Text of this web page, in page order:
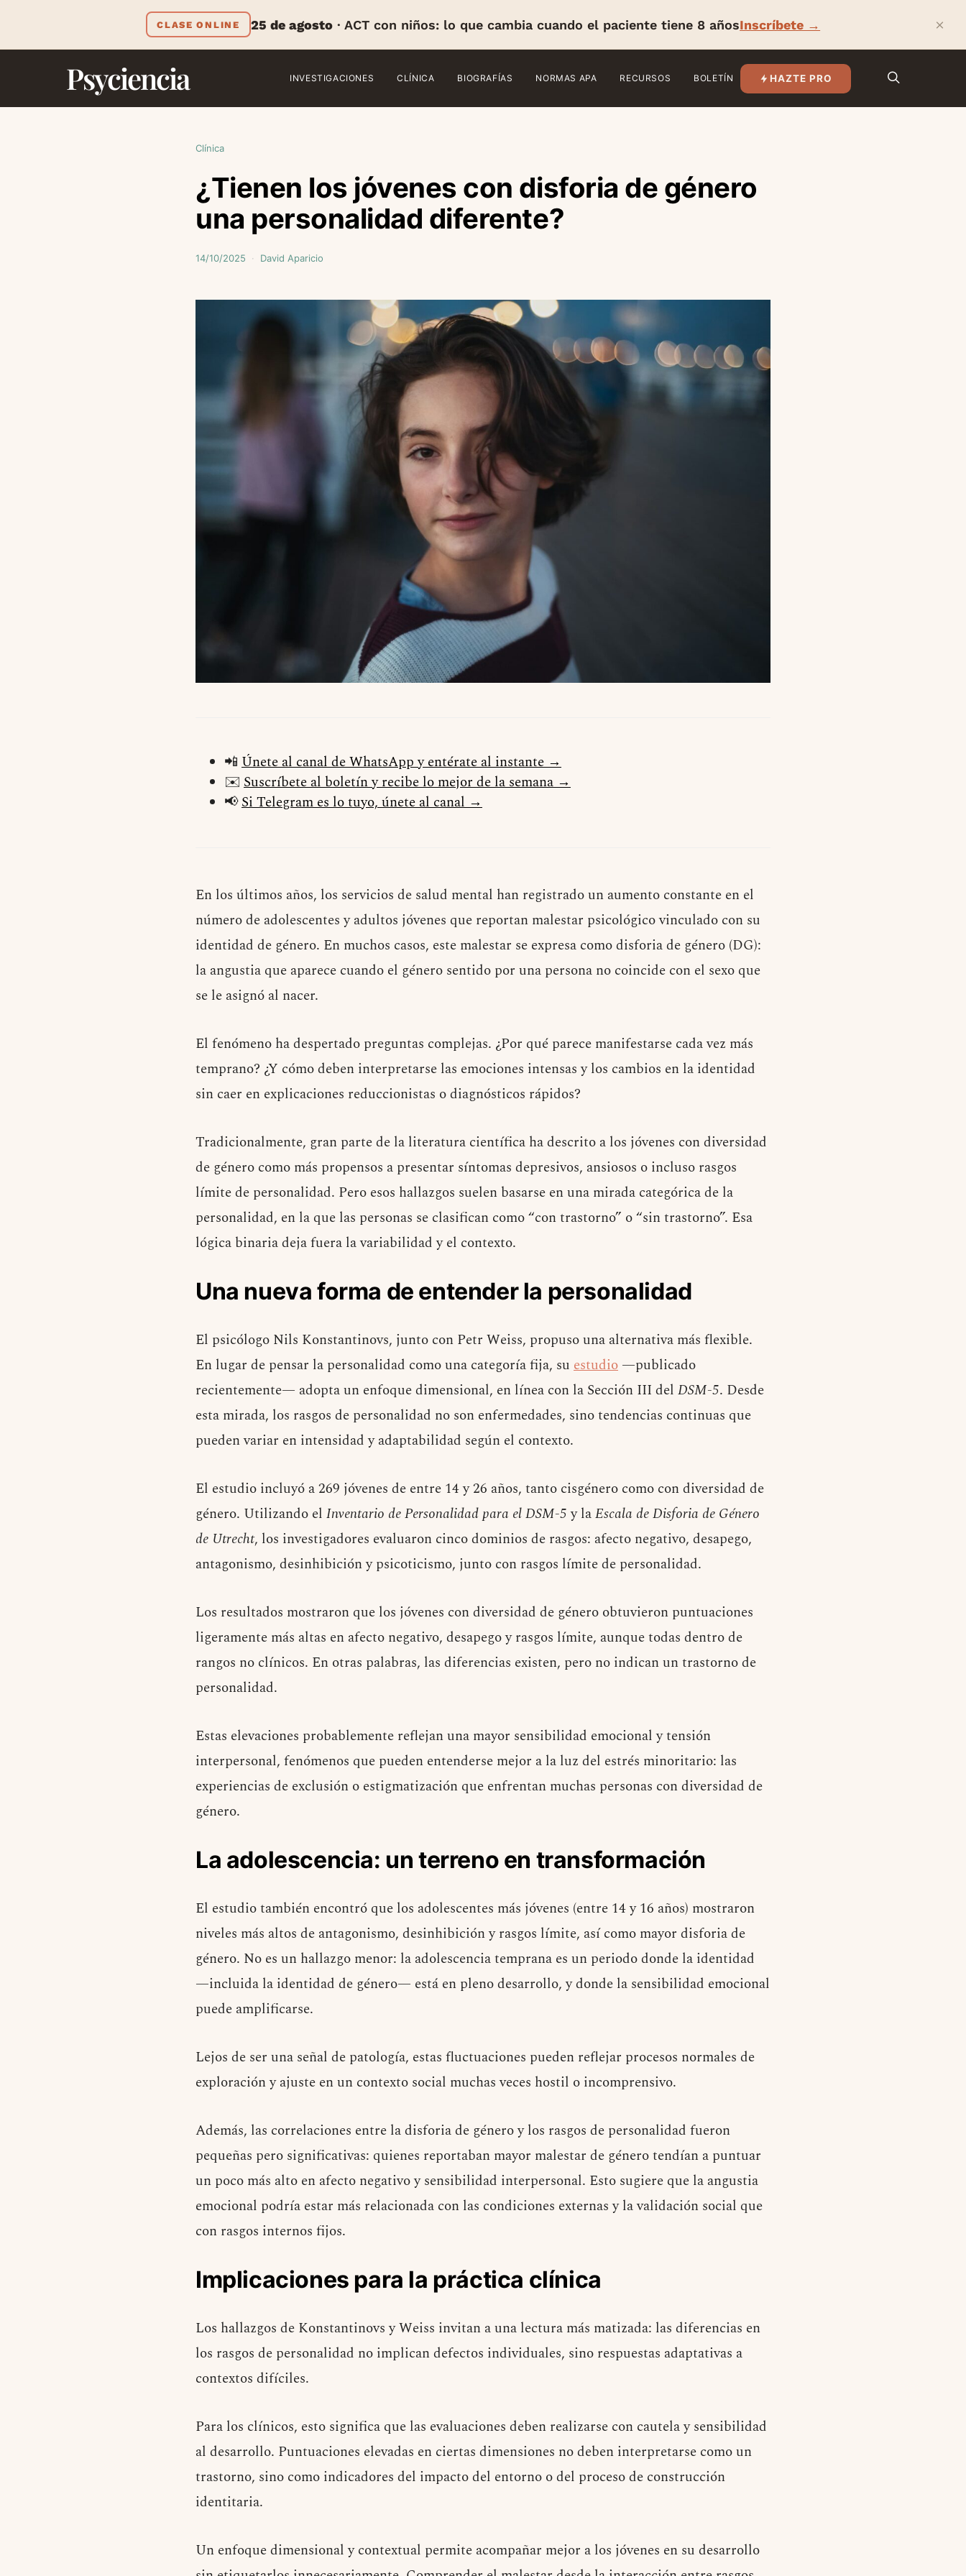
CLASE ONLINE 25 de agosto · ACT con niños: lo que cambia cuando el paciente tiene 8 añosInscríbete → ×
Psyciencia INVESTIGACIONES CLÍNICA BIOGRAFÍAS NORMAS APA RECURSOS BOLETÍN HAZTE PRO
Clínica
¿Tienen los jóvenes con disforia de género
una personalidad diferente?
14/10/2025 David Aparicio
📲 Únete al canal de WhatsApp y entérate al instante →
✉️ Suscríbete al boletín y recibe lo mejor de la semana →
📢Si Telegram es lo tuyo, únete al canal →
En los últimos años, los servicios de salud mental han registrado un aumento constante en el
número de adolescentes y adultos jóvenes que reportan malestar psicológico vinculado con su
identidad de género. En muchos casos, este malestar se expresa como disforia de género (DG):
la angustia que aparece cuando el género sentido por una persona no coincide con el sexo que
se le asignó al nacer.
El fenómeno ha despertado preguntas complejas. ¿Por qué parece manifestarse cada vez más
temprano? ¿Y cómo deben interpretarse las emociones intensas y los cambios en la identidad
sin caer en explicaciones reduccionistas o diagnósticos rápidos?
Tradicionalmente, gran parte de la literatura científica ha descrito a los jóvenes con diversidad
de género como más propensos a presentar síntomas depresivos, ansiosos o incluso rasgos
límite de personalidad. Pero esos hallazgos suelen basarse en una mirada categórica de la
personalidad, en la que las personas se clasifican como “con trastorno” o “sin trastorno”. Esa
lógica binaria deja fuera la variabilidad y el contexto.
Una nueva forma de entender la personalidad
El psicólogo Nils Konstantinovs, junto con Petr Weiss, propuso una alternativa más flexible.
En lugar de pensar la personalidad como una categoría fija, su estudio —publicado
recientemente— adopta un enfoque dimensional, en línea con la Sección III del DSM-5. Desde
esta mirada, los rasgos de personalidad no son enfermedades, sino tendencias continuas que
pueden variar en intensidad y adaptabilidad según el contexto.
El estudio incluyó a 269 jóvenes de entre 14 y 26 años, tanto cisgénero como con diversidad de
género. Utilizando el Inventario de Personalidad para el DSM-5y laEscala de Disforia de Género
de Utrecht, los investigadores evaluaron cinco dominios de rasgos: afecto negativo, desapego,
antagonismo, desinhibición y psicoticismo, junto con rasgos límite de personalidad.
Los resultados mostraron que los jóvenes con diversidad de género obtuvieron puntuaciones
ligeramente más altas en afecto negativo, desapego y rasgos límite, aunque todas dentro de
rangos no clínicos. En otras palabras, las diferencias existen, pero no indican un trastorno de
personalidad.
Estas elevaciones probablemente reflejan una mayor sensibilidad emocional y tensión
interpersonal, fenómenos que pueden entenderse mejor a la luz del estrés minoritario: las
experiencias de exclusión o estigmatización que enfrentan muchas personas con diversidad de
género.
La adolescencia: un terreno en transformación
El estudio también encontró que los adolescentes más jóvenes (entre 14 y 16 años) mostraron
niveles más altos de antagonismo, desinhibición y rasgos límite, así como mayor disforia de
género. No es un hallazgo menor: la adolescencia temprana es un periodo donde la identidad
—incluida la identidad de género— está en pleno desarrollo, y donde la sensibilidad emocional
puede amplificarse.
Lejos de ser una señal de patología, estas fluctuaciones pueden reflejar procesos normales de
exploración y ajuste en un contexto social muchas veces hostil o incomprensivo.
Además, las correlaciones entre la disforia de género y los rasgos de personalidad fueron
pequeñas pero significativas: quienes reportaban mayor malestar de género tendían a puntuar
un poco más alto en afecto negativo y sensibilidad interpersonal. Esto sugiere que la angustia
emocional podría estar más relacionada con las condiciones externas y la validación social que
con rasgos internos fijos.
Implicaciones para la práctica clínica
Los hallazgos de Konstantinovs y Weiss invitan a una lectura más matizada: las diferencias en
los rasgos de personalidad no implican defectos individuales, sino respuestas adaptativas a
contextos difíciles.
Para los clínicos, esto significa que las evaluaciones deben realizarse con cautela y sensibilidad
al desarrollo. Puntuaciones elevadas en ciertas dimensiones no deben interpretarse como un
trastorno, sino como indicadores del impacto del entorno o del proceso de construcción
identitaria.
Un enfoque dimensional y contextual permite acompañar mejor a los jóvenes en su desarrollo